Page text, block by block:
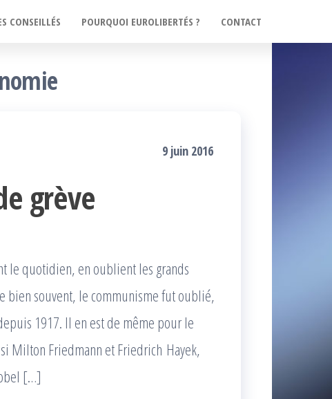
CONSEILLÉS POURQUOI EUROLIBERTÉS ? CONTACT
9 juin 2016
grève
le quotidien, en oublient les grands
bien souvent, le communisme fut oublié,
1917. Il en est de même pour le
Milton Friedmann et Friedrich Hayek,
[…]